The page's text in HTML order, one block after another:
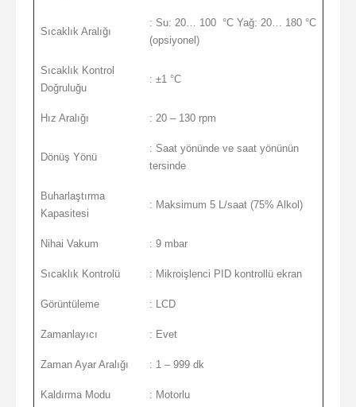
Sıcaklık Aralığı
: Su: 20… 100 °C Yağ: 20… 180 °C
(opsiyonel)
Sıcaklık Kontrol
Doğruluğu
: ±1 °C
Hız Aralığı : 20 – 130 rpm
Dönüş Yönü
: Saat yönünde ve saat yönünün
tersinde
Buharlaştırma
Kapasitesi
: Maksimum 5 L/saat (75% Alkol)
Nihai Vakum : 9 mbar
Sıcaklık Kontrolü : Mikroişlenci PID kontrollü ekran
Görüntüleme : LCD
Zamanlayıcı : Evet
Zaman Ayar Aralığı : 1 – 999 dk
Kaldırma Modu : Motorlu